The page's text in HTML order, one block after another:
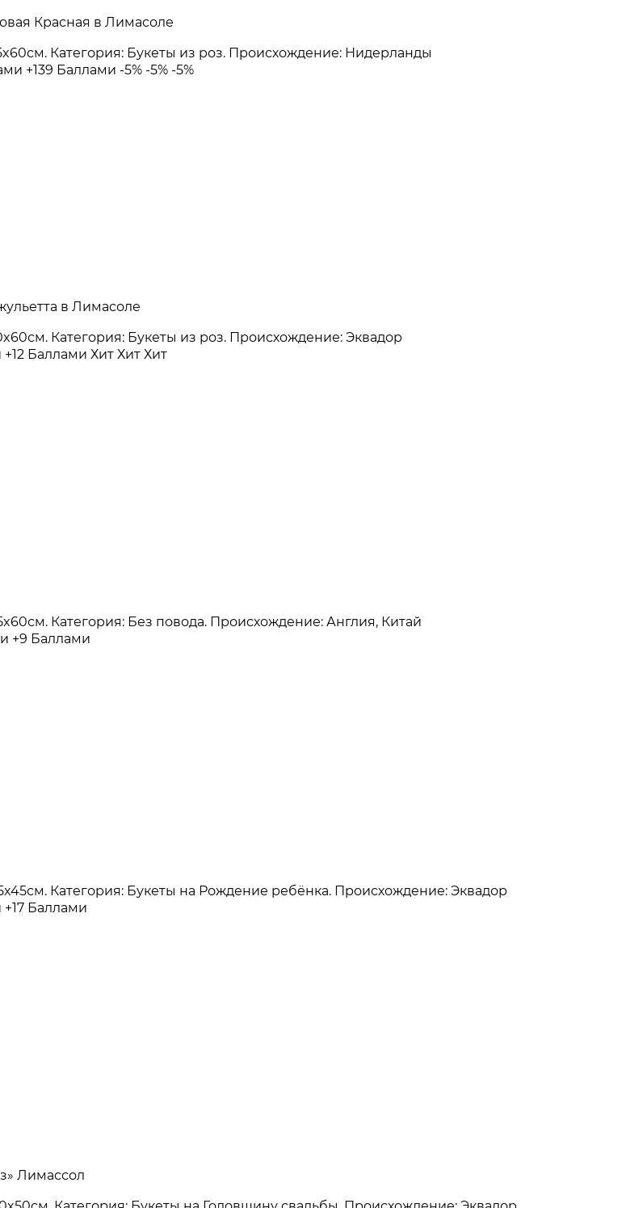
Красная в Лимасоле
Категория: Букеты из роз. Происхождение: Нидерланды
+139 Баллами -5% -5% -5%
в Лимасоле
Категория: Букеты из роз. Происхождение: Эквадор
+12 Баллами Хит Хит Хит
Категория: Без повода. Происхождение: Англия, Китай
+9 Баллами
Категория: Букеты на Рождение ребёнка. Происхождение: Эквадор
+17 Баллами
Лимассол